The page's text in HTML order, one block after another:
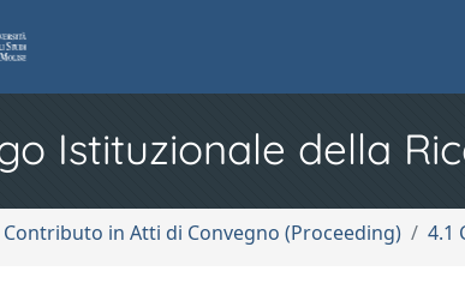
Istituzionale della
Contributo in Atti di Convegno (Proceeding) 4.1